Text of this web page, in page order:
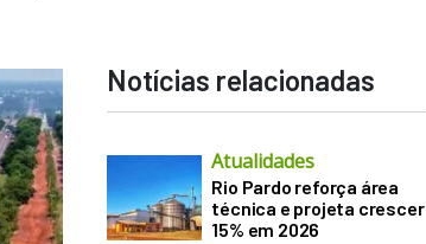
Notícias relacionadas
Atualidades
Rio Pardo reforça área
técnica e projeta crescer
15% em 2026